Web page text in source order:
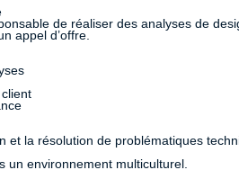
de réaliser des analyses de
appel d’offre.
et la résolution de problématiques
un environnement multiculturel.